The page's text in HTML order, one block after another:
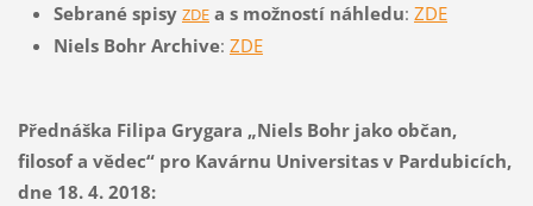
Sebrané spisy ZDE a s možností náhledu: ZDE
Niels Bohr Archive: ZDE
Přednáška Filipa Grygara „Niels Bohr jako občan,
filosof a vědec“ pro Kavárnu Universitas v Pardubicích,
dne 18. 4. 2018: